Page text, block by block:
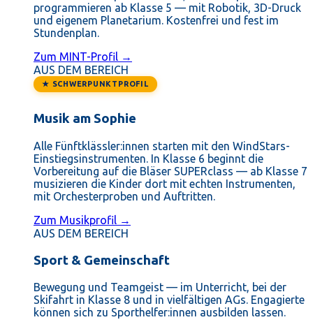
programmieren ab Klasse 5 — mit Robotik, 3D-Druck
und eigenem Planetarium. Kostenfrei und fest im
Stundenplan.
Zum MINT-Profil →
AUS DEM BEREICH
★ SCHWERPUNKTPROFIL
Musik am Sophie
Alle Fünftklässler:innen starten mit den WindStars-
Einstiegsinstrumenten. In Klasse 6 beginnt die
Vorbereitung auf die Bläser SUPERclass — ab Klasse 7
musizieren die Kinder dort mit echten Instrumenten,
mit Orchesterproben und Auftritten.
Zum Musikprofil →
AUS DEM BEREICH
Sport & Gemeinschaft
Bewegung und Teamgeist — im Unterricht, bei der
Skifahrt in Klasse 8 und in vielfältigen AGs. Engagierte
können sich zu Sporthelfer:innen ausbilden lassen.